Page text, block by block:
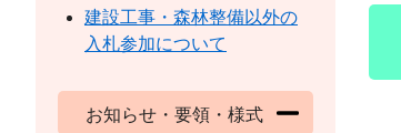
建設工事・森林整備以外の
入札参加について
お知らせ・要領・様式